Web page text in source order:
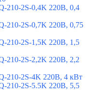
210-2S-0,4K 220В, 0,4
210-2S-0,7K 220В, 0,75
210-2S-1,5K 220В, 1,5
210-2S-2,2K 220В, 2,2
210-2S-4K 220В, 4 кВт
210-2S-5.5K 220В, 5,5